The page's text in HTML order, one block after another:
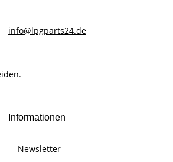
info@lpgparts24.de
Informationen
Newsletter